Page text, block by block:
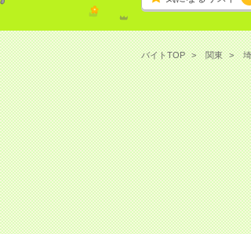
バイトTOP 関東